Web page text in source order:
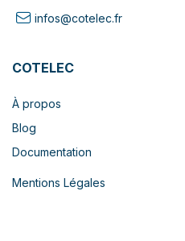
infos@cotelec.fr
COTELEC
À propos
Blog
Documentation
Mentions Légales